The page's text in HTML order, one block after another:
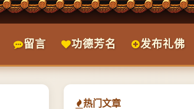
留言 功德芳名 发布礼佛
热门文章